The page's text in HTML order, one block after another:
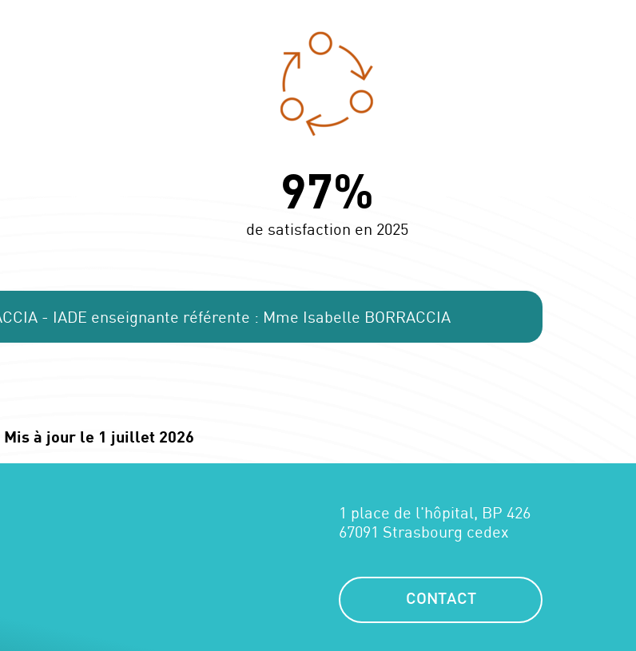
97%
de satisfaction en 2025
- IADE enseignante référente : Mme Isabelle BORRACCIA
Mis à jour le 1 juillet 2026
1 place de l'hôpital, BP 426
67091 Strasbourg cedex
CONTACT